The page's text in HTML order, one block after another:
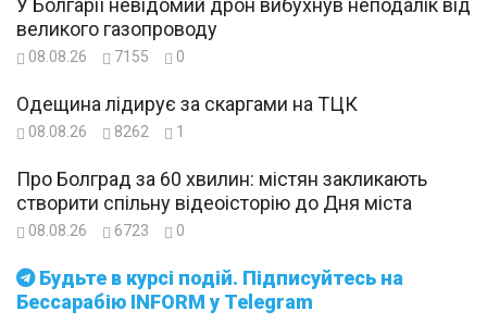
Будьте в курсі подій. Підписуйтесь на
Бессарабію INFORM у Telegram
У Болгарії невідомий дрон вибухнув неподалік від
великого газопроводу
08.08.26 7155 0
Одещина лідирує за скаргами на ТЦК
08.08.26 8262 1
Про Болград за 60 хвилин: містян закликають
створити спільну відеоісторію до Дня міста
08.08.26 6723 0